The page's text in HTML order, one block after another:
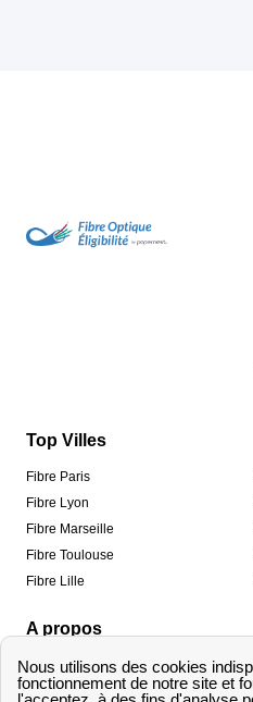
Top Villes
Fibre Paris
Fibre Lyon
Fibre Marseille
Fibre Toulouse
Fibre Lille
A propos
Qui sommes-nous ?
Informations de contact